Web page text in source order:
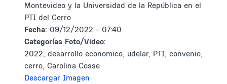
Montevideo y la Universidad de la República en el
PTI del Cerro
Fecha: 09/12/2022 - 07:40
Categorías Foto/Video:
2022, desarrollo economico, udelar, PTI, convenio,
cerro, Carolina Cosse
Descargar Imagen